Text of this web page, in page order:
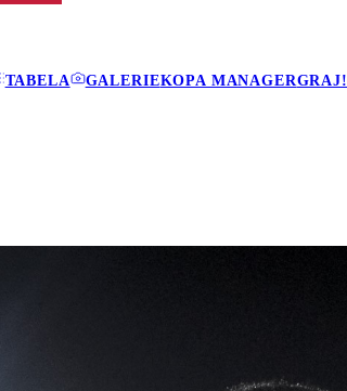
TABELA GALERIEKOPA MANAGERGRAJ!